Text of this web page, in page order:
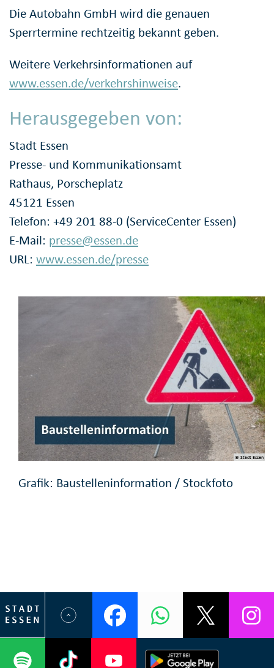
Die Autobahn GmbH wird die genauen
Sperrtermine rechtzeitig bekannt geben.
Weitere Verkehrsinformationen auf
www.essen.de/verkehrshinweise.
Herausgegeben von:
Stadt Essen
Presse- und Kommunikationsamt
Rathaus, Porscheplatz
45121 Essen
Telefon: +49 201 88-0 (ServiceCenter Essen)
E-Mail: presse@essen.de
URL: www.essen.de/presse
© Stadt Essen
Grafik: Baustelleninformation / Stockfoto